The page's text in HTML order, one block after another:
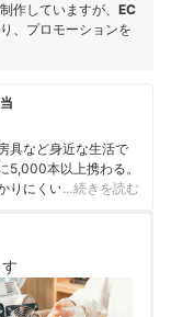
作していますが、 EC
、プロモーションを
具など身近な生活で
5,000本以上携わる。
りにくい商材だから
…続きを読む